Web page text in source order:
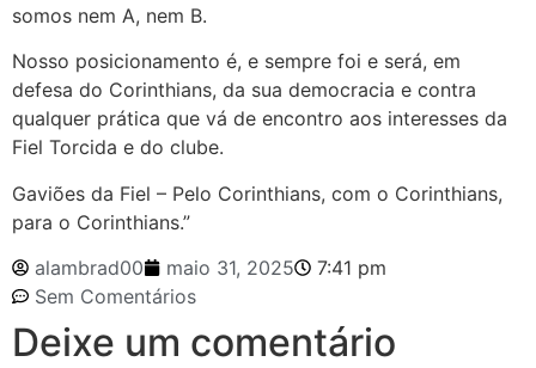
somos nem A, nem B.
Nosso posicionamento é, e sempre foi e será, em
defesa do Corinthians, da sua democracia e contra
qualquer prática que vá de encontro aos interesses da
Fiel Torcida e do clube.
Gaviões da Fiel – Pelo Corinthians, com o Corinthians,
para o Corinthians.”
alambrad00
maio 31, 2025
7:41 pm
Sem Comentários
Deixe um comentário